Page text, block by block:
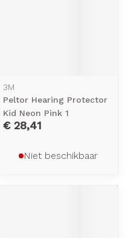
3M
Peltor Hearing Protector
Kid Neon Pink 1
€ 28,41
Niet beschikbaar